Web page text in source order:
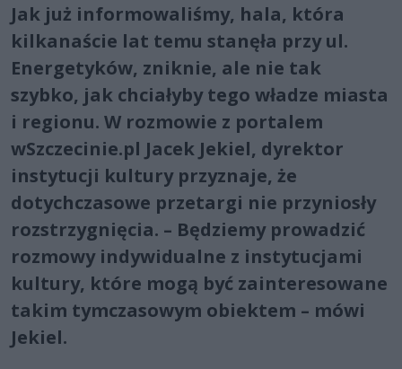
Jak już informowaliśmy, hala, która
kilkanaście lat temu stanęła przy ul.
Energetyków, zniknie, ale nie tak
szybko, jak chciałyby tego władze miasta
i regionu. W rozmowie z portalem
wSzczecinie.pl Jacek Jekiel, dyrektor
instytucji kultury przyznaje, że
dotychczasowe przetargi nie przyniosły
rozstrzygnięcia. – Będziemy prowadzić
rozmowy indywidualne z instytucjami
kultury, które mogą być zainteresowane
takim tymczasowym obiektem – mówi
Jekiel.